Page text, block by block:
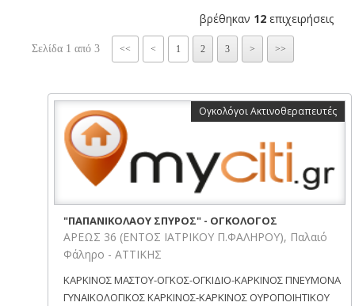
βρέθηκαν 12 επιχειρήσεις
Σελίδα 1 από 3 << < 1 2 3 > >>
Ογκολόγοι Ακτινοθεραπευτές
"ΠΑΠΑΝΙΚΟΛΑΟΥ ΣΠΥΡΟΣ" - ΟΓΚΟΛΟΓΟΣ
ΑΡΕΩΣ 36 (ΕΝΤΟΣ ΙΑΤΡΙΚΟΥ Π.ΦΑΛΗΡΟΥ), Παλαιό
Φάληρο - ΑΤΤΙΚΗΣ
ΚΑΡΚΙΝΟΣ ΜΑΣΤΟΥ-ΟΓΚΟΣ-ΟΓΚΙΔΙΟ-ΚΑΡΚΙΝΟΣ ΠΝΕΥΜΟΝΑ
ΓΥΝΑΙΚΟΛΟΓΙΚΟΣ ΚΑΡΚΙΝΟΣ-ΚΑΡΚΙΝΟΣ ΟΥΡΟΠΟΙΗΤΙΚΟΥ